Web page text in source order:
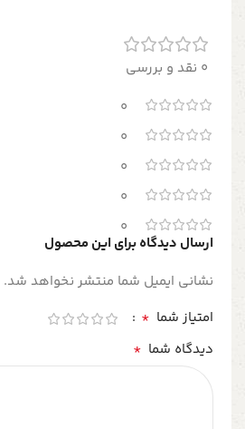
0 نقد و بررسی
0
0
0
0
0
ارسال دیدگاه برای این محصول
نشانی ایمیل شما منتشر نخواهد شد.
امتیاز شما *
دیدگاه شما *